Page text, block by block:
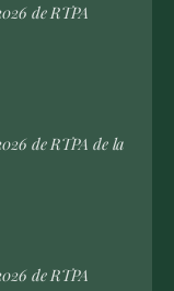
de RTPA
de RTPA de la
de RTPA